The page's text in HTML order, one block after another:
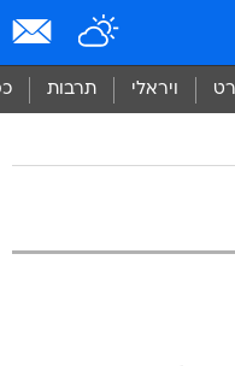
ויראלי תרבות